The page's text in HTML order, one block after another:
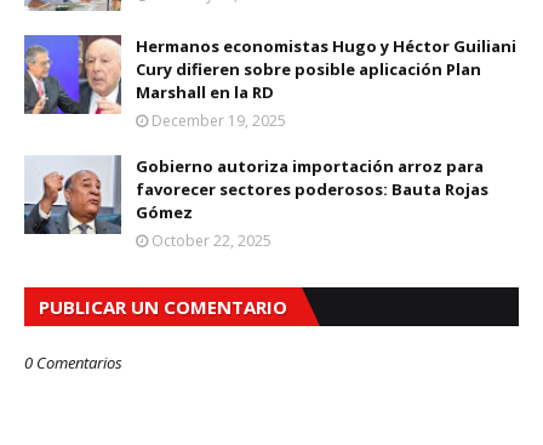
Hermanos economistas Hugo y Héctor Guiliani
Cury difieren sobre posible aplicación Plan
Marshall en la RD
December 19, 2025
Gobierno autoriza importación arroz para
favorecer sectores poderosos: Bauta Rojas
Gómez
October 22, 2025
PUBLICAR UN COMENTARIO
0 Comentarios